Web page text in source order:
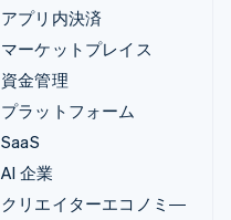
アプリ内決済
マーケットプレイス
資金管理
プラットフォーム
SaaS
AI 企業
クリエイターエコノミ―